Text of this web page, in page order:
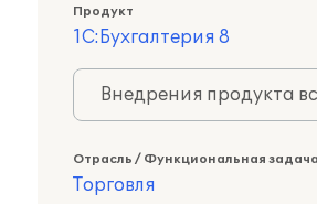
Продукт
1С:Бухгалтерия 8
Внедрения продукта
Отрасль / Функциональная задача
Торговля